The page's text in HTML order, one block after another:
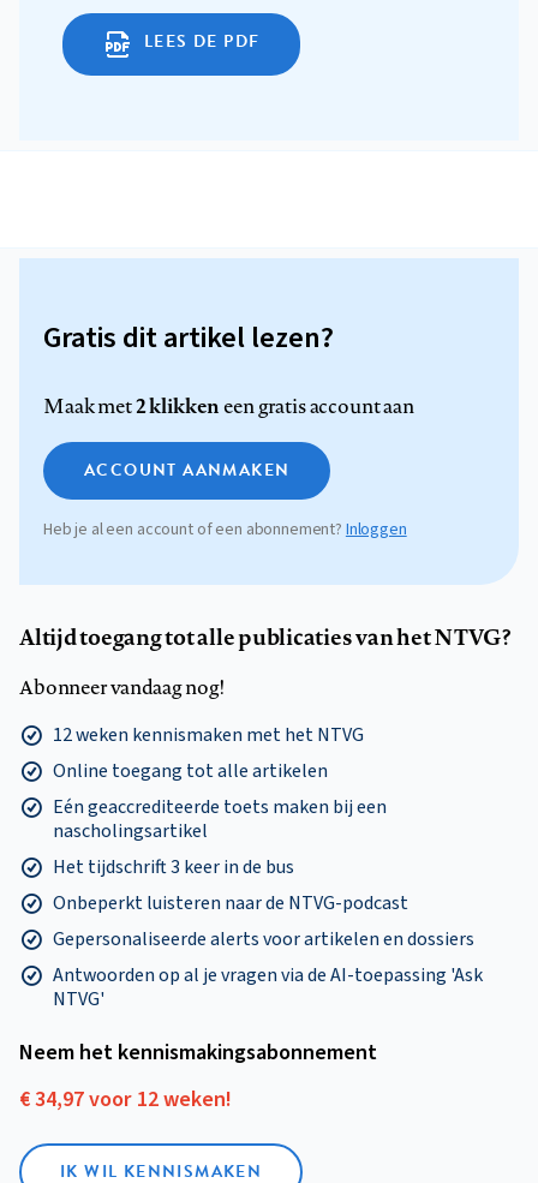
LEES DE PDF
Gratis dit artikel lezen?
Maak met2 klikken een gratis account aan
ACCOUNT AANMAKEN
Heb je al een account of een abonnement? Inloggen
Altijd toegang tot alle publicaties van het NTVG?
Abonneer vandaag nog!
12 weken kennismaken met het NTVG
Online toegang tot alle artikelen
Eén geaccrediteerde toets maken bij een
nascholingsartikel
Het tijdschrift 3 keer in de bus
Onbeperkt luisteren naar de NTVG-podcast
Gepersonaliseerde alerts voor artikelen en dossiers
Antwoorden op al je vragen via de AI-toepassing 'Ask
NTVG'
Neem het kennismakings­abonnement
€ 34,97 voor 12 weken!
IK WIL KENNISMAKEN